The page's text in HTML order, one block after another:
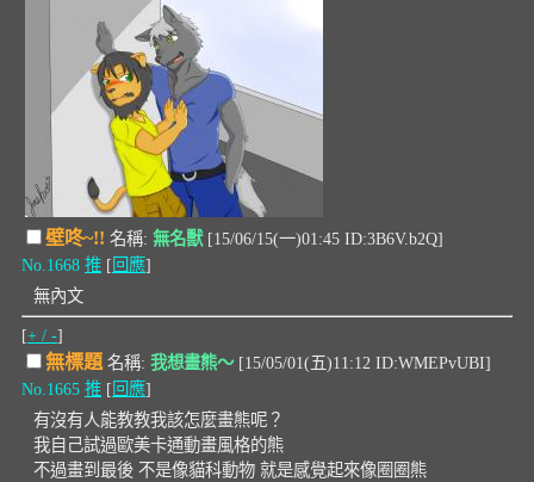
壁咚~!! 名稱: 無名獸[15/06/15(一)01:45 ID:3B6V.b2Q]
No.1668 推 [回應]
無內文
[+ / -]
無標題 名稱: 我想畫熊～[15/05/01(五)11:12 ID:WMEPvUBI]
No.1665 推 [ 回應]
有沒有人能教教我該怎麼畫熊呢？
我自己試過歐美卡通動畫風格的熊
不過畫到最後 不是像貓科動物 就是感覺起來像圈圈熊